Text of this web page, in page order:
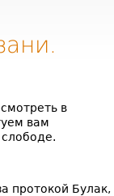
в
вам
протокой Булак,